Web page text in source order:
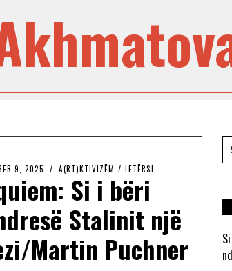
9, 2025 A(RT)KTIVIZËM / LETËRSI
Si i bëri
Stalinit një
Martin Puchner